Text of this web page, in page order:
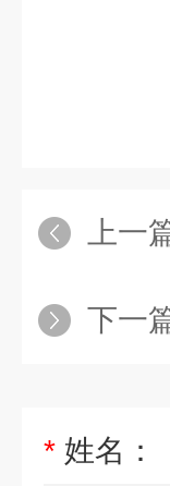
上一
下一
* 姓名：